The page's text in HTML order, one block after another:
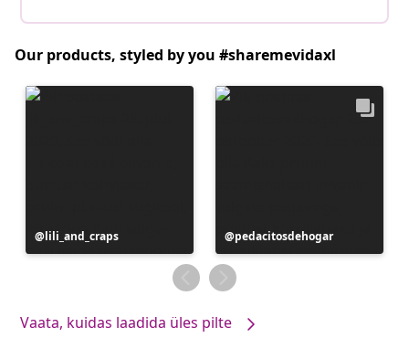
Our products, styled by you #sharemevidaxl
Postitus
avaldatud
lili_and_craps
Postitus
avaldatud
pedacitosdehogar
Vaata, kuidas laadida üles pilte